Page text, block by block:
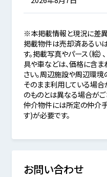
※本掲載情報と現況に差異
掲載物件は売却済あるい
す。掲載写真やパース（絵
具や車などは、価格に含ま
さい。周辺施設や周辺環
そのまま利用している場合
のものとは異なる場合がご
仲介物件には所定の仲介
す)が必要です。
お問い合わせ